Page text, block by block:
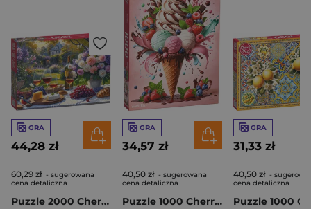
GRA
44,28 zł
60,29 zł - sugerowana
cena detaliczna
Puzzle 2000 CherryPazzi La Dolce Vita 50255
GRA
34,57 zł
40,50 zł - sugerowana
cena detaliczna
Puzzle 1000 CherryPazzi Sweet Bliss 31384
GRA
31,33 zł
40,50 zł -
cena detaliczna